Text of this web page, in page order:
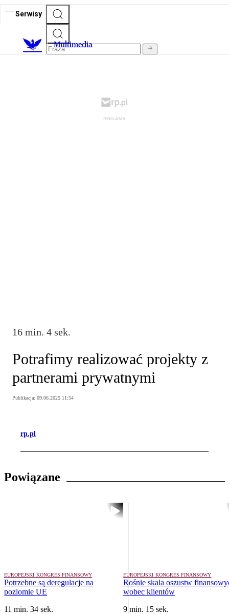
Serwisy
Multimedia
16 min. 4 sek.
Potrafimy realizować projekty z
partnerami prywatnymi
Publikacja: 09.06.2025 11:54
rp.pl
Powiązane
EUROPEJSKI KONGRES FINANSOWY
Potrzebne są deregulacje na
poziomie UE
11 min. 34 sek.
EUROPEJSKI KONGRES FINANSOWY
Rośnie skala oszustw
wobec klientów
9 min. 15 sek.